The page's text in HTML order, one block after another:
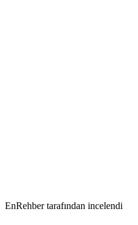
EnRehber tarafından incelendi